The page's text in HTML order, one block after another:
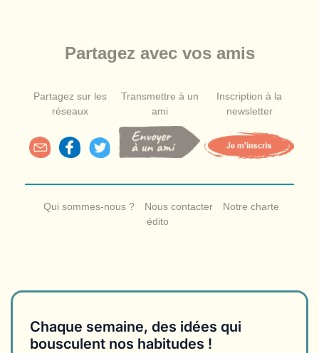
Partagez avec vos amis
Partagez sur les
réseaux
Transmettre à un
ami
Inscription à la
newsletter
Qui sommes-nous ? Nous contacter
Notre charte
édito
Chaque semaine, des idées qui
bousculent nos habitudes !